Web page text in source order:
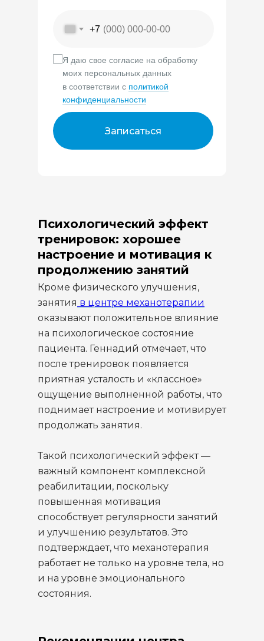
Кроме физического улучшения,
занятия в центре механотерапии
оказывают положительное влияние
на психологическое состояние
пациента. Геннадий отмечает, что
после тренировок появляется
приятная усталость и «классное»
ощущение выполненной работы, что
поднимает настроение и мотивирует
продолжать занятия.
Такой психологический эффект —
важный компонент комплексной
реабилитации, поскольку
повышенная мотивация
способствует регулярности занятий
и улучшению результатов. Это
подтверждает, что механотерапия
работает не только на уровне тела, но
и на уровне эмоционального
состояния.
Психологический эффект
тренировок: хорошее
настроение и мотивация к
продолжению занятий
+7
Я даю свое согласие на обработку
моих персональных данных
в соответствии с политикой
конфиденциальности
Записаться